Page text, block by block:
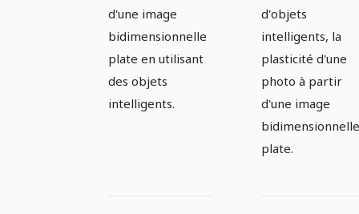
d'une image
bidimensionnelle
plate en utilisant
des objets
intelligents.
d'objets
intelligents, la
plasticité d'une
photo à partir
d'une image
bidimensionnelle
plate.